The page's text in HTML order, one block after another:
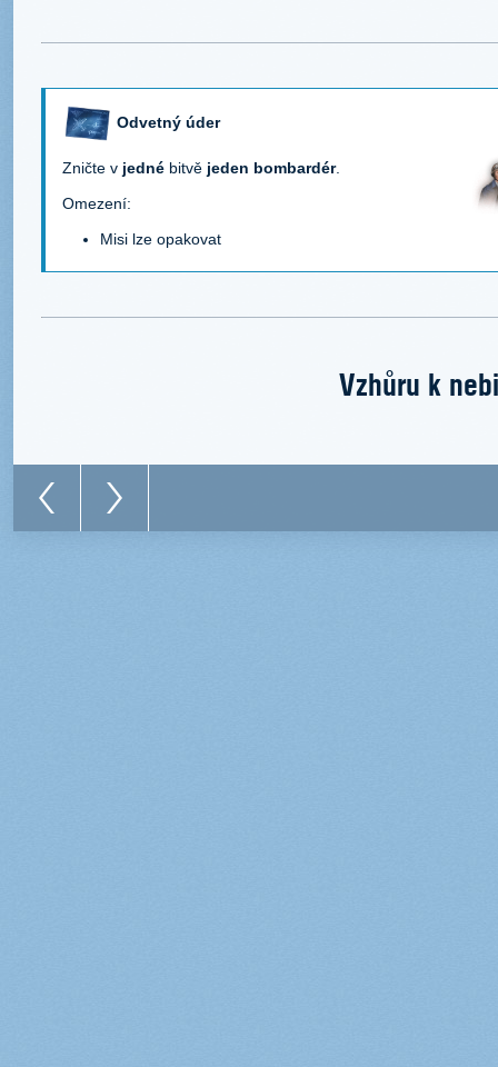
Odvetný úder
Zničte v jedné bitvě jeden bombardér.
Omezení:
Misi lze opakovat
Vzhůru k